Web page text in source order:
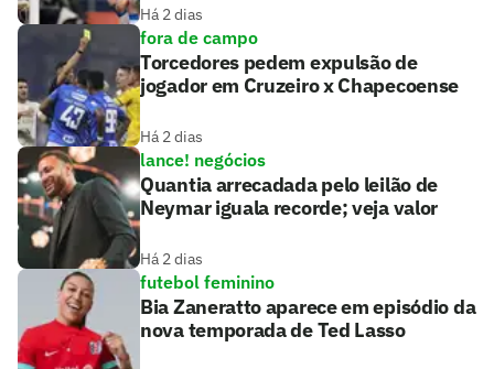
Há 2 dias
fora de campo
Torcedores pedem expulsão de
jogador em Cruzeiro x Chapecoense
Há 2 dias
lance! negócios
Quantia arrecadada pelo leilão de
Neymar iguala recorde; veja valor
Há 2 dias
futebol feminino
Bia Zaneratto aparece em episódio da
nova temporada de Ted Lasso